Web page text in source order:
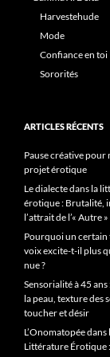
Harvestehude
Mode
Confiance en toi
Sororités
ARTICLES RÉCENTS
Pause créative pour
projet érotique
Le dialecte dans la
érotique : Brutalité,
l’attrait de l’« Autre »
Pourquoi un certain
voix excite-t-il plus
nue ?
Sensorialité à 45
la peau, texture des
toucher et désir
L’Onomatopée dans
Littérature Érotique